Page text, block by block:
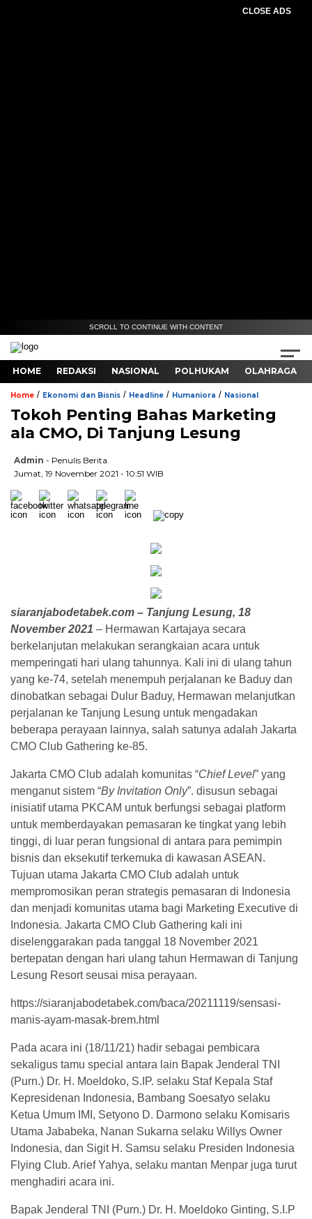
CLOSE ADS
SCROLL TO CONTINUE WITH CONTENT
HOME REDAKSI NASIONAL POLHUKAM OLAHRAGA
Home / Ekonomi dan Bisnis / Headline / Humaniora / Nasional
Tokoh Penting Bahas Marketing
ala CMO, Di Tanjung Lesung
Admin - Penulis Berita
Jumat, 19 November 2021 - 10:51 WIB
siaranjabodetabek.com – Tanjung Lesung, 18
November 2021 – Hermawan Kartajaya secara
berkelanjutan melakukan serangkaian acara untuk
memperingati hari ulang tahunnya. Kali ini di ulang tahun
yang ke-74, setelah menempuh perjalanan ke Baduy dan
dinobatkan sebagai Dulur Baduy, Hermawan melanjutkan
perjalanan ke Tanjung Lesung untuk mengadakan
beberapa perayaan lainnya, salah satunya adalah Jakarta
CMO Club Gathering ke-85.
Jakarta CMO Club adalah komunitas “Chief Level” yang
menganut sistem “By Invitation Only”. disusun sebagai
inisiatif utama PKCAM untuk berfungsi sebagai platform
untuk memberdayakan pemasaran ke tingkat yang lebih
tinggi, di luar peran fungsional di antara para pemimpin
bisnis dan eksekutif terkemuka di kawasan ASEAN.
Tujuan utama Jakarta CMO Club adalah untuk
mempromosikan peran strategis pemasaran di Indonesia
dan menjadi komunitas utama bagi Marketing Executive di
Indonesia. Jakarta CMO Club Gathering kali ini
diselenggarakan pada tanggal 18 November 2021
bertepatan dengan hari ulang tahun Hermawan di Tanjung
Lesung Resort seusai misa perayaan.
https://siaranjabodetabek.com/baca/20211119/sensasi-
manis-ayam-masak-brem.html
Pada acara ini (18/11/21) hadir sebagai pembicara
sekaligus tamu special antara lain Bapak Jenderal TNI
(Purn.) Dr. H. Moeldoko, S.IP. selaku Staf Kepala Staf
Kepresidenan Indonesia, Bambang Soesatyo selaku
Ketua Umum IMI, Setyono D. Darmono selaku Komisaris
Utama Jababeka, Nanan Sukarna selaku Willys Owner
Indonesia, dan Sigit H. Samsu selaku Presiden Indonesia
Flying Club. Arief Yahya, selaku mantan Menpar juga turut
menghadiri acara ini.
Bapak Jenderal TNI (Purn.) Dr. H. Moeldoko Ginting, S.I.P